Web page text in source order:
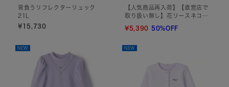
背負うリフレクターリュック
21L
¥15,730
【人気商品再入荷】【直営店で
取り扱い無し】花リースネコ刺
¥5,390 50%OFF
NEW NEW